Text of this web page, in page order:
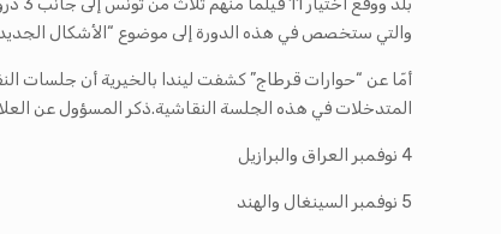
والتي ستخصص في هذه الدورة إلى موضوع “الأشكال
أمّا عن “حوارات قرطاج” كشفت ليندا بالخيرية أن جلسات
المتدخلات في هذه الجلسة النقاشية.ذكر المسؤول عن
4 نوفمبر العراق والبرازيل
5 نوفمبر السينغال والهند